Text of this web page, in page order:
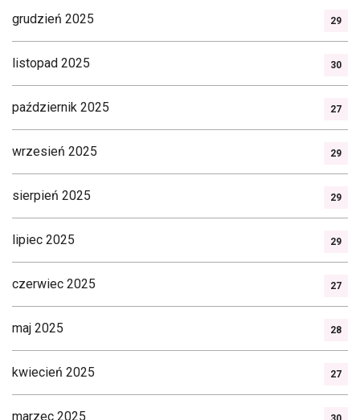
grudzień 2025 29
listopad 2025 30
październik 2025 27
wrzesień 2025 29
sierpień 2025 29
lipiec 2025 29
czerwiec 2025 27
maj 2025 28
kwiecień 2025 27
marzec 2025